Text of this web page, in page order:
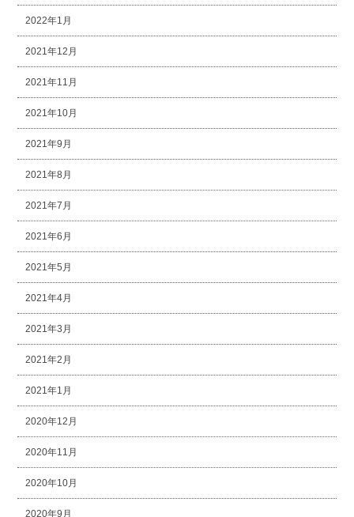
2022年1月
2021年12月
2021年11月
2021年10月
2021年9月
2021年8月
2021年7月
2021年6月
2021年5月
2021年4月
2021年3月
2021年2月
2021年1月
2020年12月
2020年11月
2020年10月
2020年9月